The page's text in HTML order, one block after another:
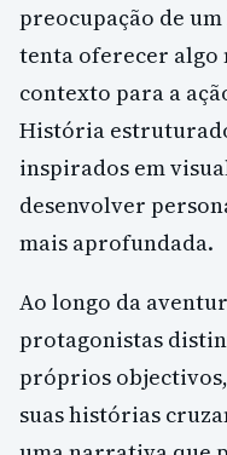
preocupação de
tenta oferecer algo
contexto para a
História
inspirados em
desenvolver
mais aprofundada.
Ao longo da
protagonistas
próprios
suas histórias